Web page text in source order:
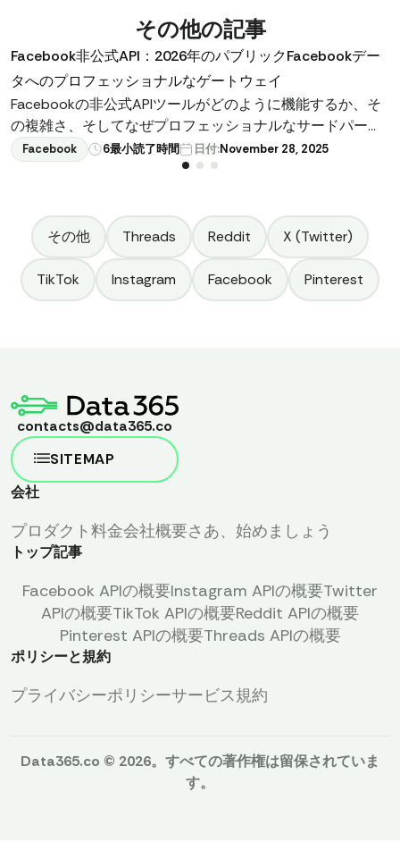
その他の記事
Facebook非公式API：2026年のパブリックFacebookデー
タへのプロフェッショナルなゲートウェイ
Facebookの非公式APIツールがどのように機能するか、そ
の複雑さ、そしてなぜプロフェッショナルなサードパーテ
ィツールが独自に構築したアプローチを上回ることができ
るのかを発見してください。
Facebook 6最小読了時間 日付:November 28, 2025
その他 Threads Reddit X (Twitter)
TikTok Instagram Facebook Pinterest
contacts@data365.co
SITEMAP
会社
プロダクト料金会社概要さあ、始めましょう
トップ記事
Facebook APIの概要Instagram APIの概要Twitter
APIの概要TikTok APIの概要Reddit APIの概要
Pinterest APIの概要Threads APIの概要
ポリシーと規約
プライバシーポリシーサービス規約
Data365.co © 2026。すべての著作権は留保されていま
す。